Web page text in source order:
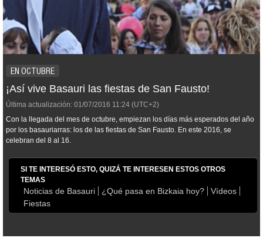
EN OCTUBRE
¡Así vive Basauri las fiestas de San Fausto!
Última actualización: 01/07/2016 11:24 (UTC+2)
Con la llegada del mes de octubre, empiezan los días más esperados del año
por los basauriarras: los de las fiestas de San Fausto. En este 2016, se
celebran del 8 al 16.
SI TE INTERESÓ ESTO, QUIZÁ TE INTERESEN ESTOS OTROS
TEMAS
Noticias de Basauri ¿Qué pasa en Bizkaia hoy?
Vídeos
Fiestas